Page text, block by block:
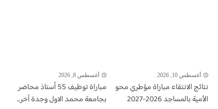
أغسطس 10, 2026
نتائج الانتقاء مباراة مؤطري محو
الأمية بالمساجد 2026-2027
أغسطس 8, 2026
مباراة توظيف 55 أستاذ محاضر
بجامعة محمد الاول وجدة آخر...